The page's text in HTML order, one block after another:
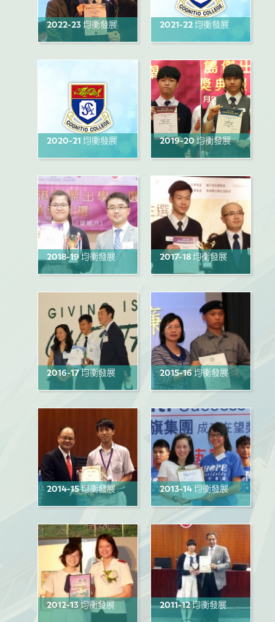
2022-23 均衡發展 2021-22 均衡發展
2020-21 均衡發展 2019-20 均衡發展
2018-19 均衡發展 2017-18 均衡發展
2016-17 均衡發展 2015-16 均衡發展
2014-15 均衡發展 2013-14 均衡發展
2012-13 均衡發展 2011-12 均衡發展